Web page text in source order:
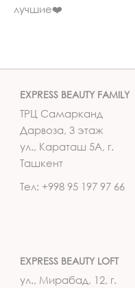
лучшие❤️
EXPRESS BEAUTY FAMILY
ТРЦ Самарканд
Дарвоза, 3 этаж
ул., Караташ 5А, г.
Ташкент
Тел: +998 95 197 97 66
EXPRESS BEAUTY LOFT
ул., Мирабад, 12, г.